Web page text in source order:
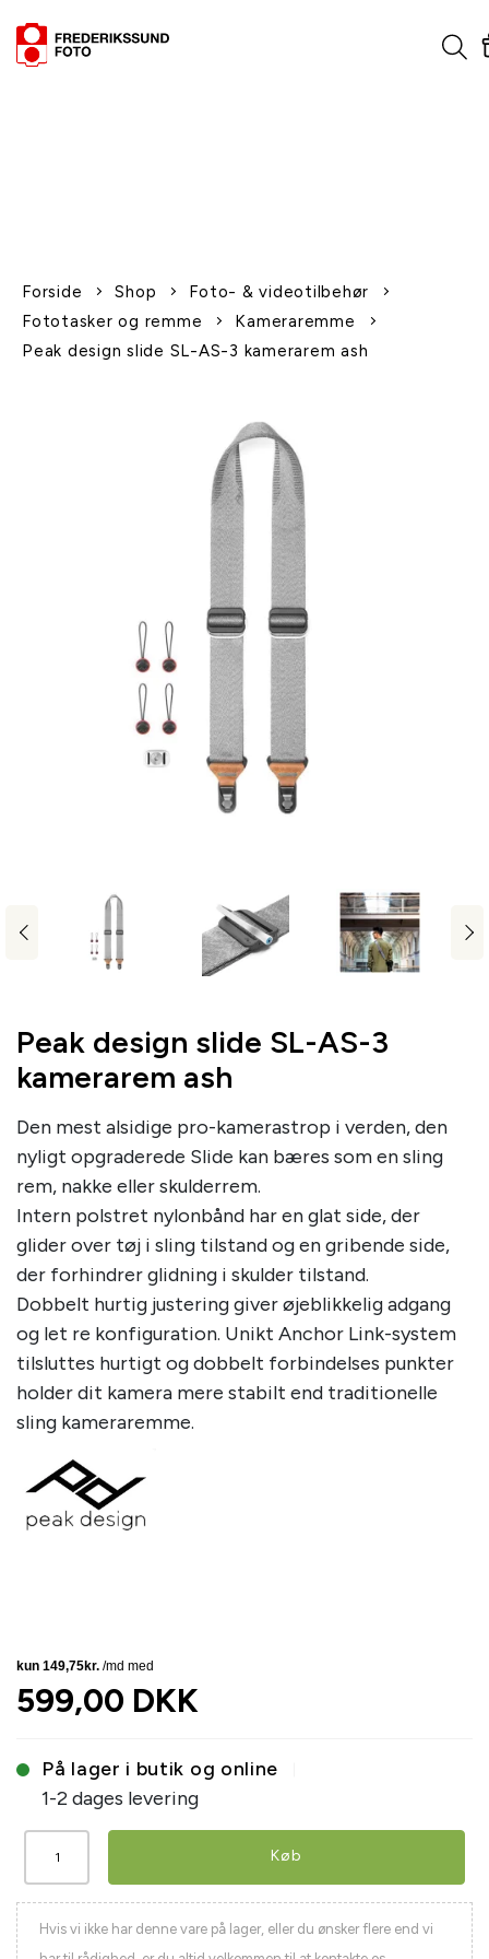
Forside Shop
Foto- & videotilbehør
Fototasker og remme
Kameraremme
Peak design slide SL-AS-3 kamerarem ash
Peak design slide SL-AS-3
kamerarem ash
Den mest alsidige pro-kamerastrop i verden, den
nyligt opgraderede Slide kan bæres som en sling
rem, nakke eller skulderrem.
Intern polstret nylonbånd har en glat side, der
glider over tøj i sling tilstand og en gribende side,
der forhindrer glidning i skulder tilstand.
Dobbelt hurtig justering giver øjeblikkelig adgang
og let re konfiguration. Unikt Anchor Link-system
tilsluttes hurtigt og dobbelt forbindelses punkter
holder dit kamera mere stabilt end traditionelle
sling kameraremme.
599,00 DKK
På lager i butik og online
1-2 dages levering
Køb
Hvis vi ikke har denne vare på lager, eller du ønsker flere end vi